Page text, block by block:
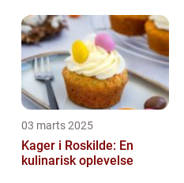
03 marts 2025
Kager i Roskilde: En
kulinarisk oplevelse